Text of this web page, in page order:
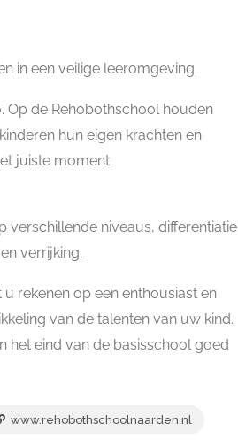
in een veilige leeromgeving.
Op de Rehobothschool houden
hun eigen krachten en
juiste moment
verschillende niveaus, differentiatie
verrijking.
rekenen op een enthousiast en
van de talenten van uw kind.
het eind van de basisschool goed
www.rehobothschoolnaarden.nl